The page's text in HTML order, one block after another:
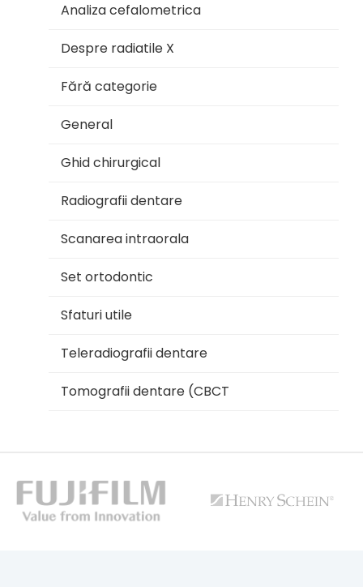
Analiza cefalometrica
Despre radiatile X
Fără categorie
General
Ghid chirurgical
Radiografii dentare
Scanarea intraorala
Set ortodontic
Sfaturi utile
Teleradiografii dentare
Tomografii dentare (CBCT